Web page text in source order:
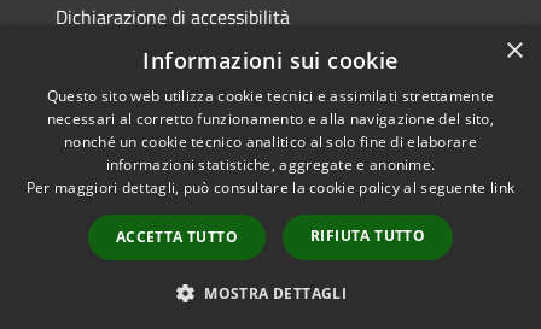
Dichiarazione di accessibilità
Attuazione PNRR
RSS
Accessibilità
Copyright © 2026 • Comune di
Municipium•
Accesso
redazione
×
Informazioni sui cookie
Questo sito web utilizza cookie tecnici e assimilati strettamente
necessari al corretto funzionamento e alla navigazione del sito,
nonché un cookie tecnico analitico al solo fine di elaborare
informazioni statistiche, aggregate e anonime.
Per maggiori dettagli, può consultare la cookie policy al seguente link
ACCETTA TUTTO RIFIUTA TUTTO
MOSTRA DETTAGLI